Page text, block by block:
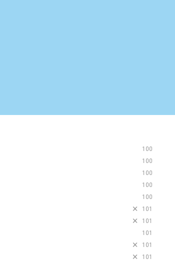
100
100
100
100
100
D 101
D 101
101
D 101
D 101